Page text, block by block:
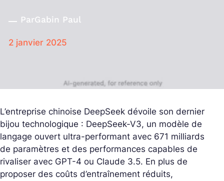
ParGabin Paul
2 janvier 2025
L’entreprise chinoise DeepSeek dévoile son dernier
bijou technologique : DeepSeek-V3, un modèle de
langage ouvert ultra-performant avec 671 milliards
de paramètres et des performances capables de
rivaliser avec GPT-4 ou Claude 3.5. En plus de
proposer des coûts d’entraînement réduits,